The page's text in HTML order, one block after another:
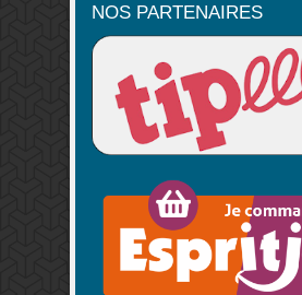
NOS PARTENAIRES